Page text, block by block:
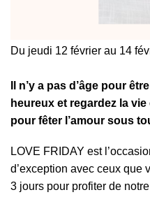
Du jeudi 12 février au 14
Il n’y a pas d’âge pour
heureux et regardez la
pour fêter l’amour sous
LOVE FRIDAY est
d’exception avec ceux que
3 jours pour profiter de